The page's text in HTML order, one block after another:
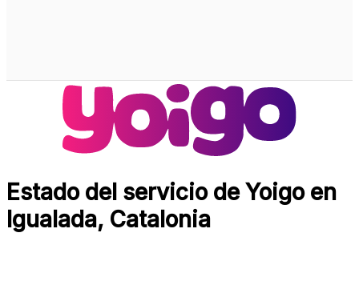
Estado del servicio de Yoigo en
Igualada, Catalonia